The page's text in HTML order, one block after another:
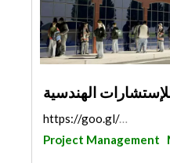
الهندسية
https://goo.gl/maps/Kgfoc9YgiE8Gvz9w8
Project Management